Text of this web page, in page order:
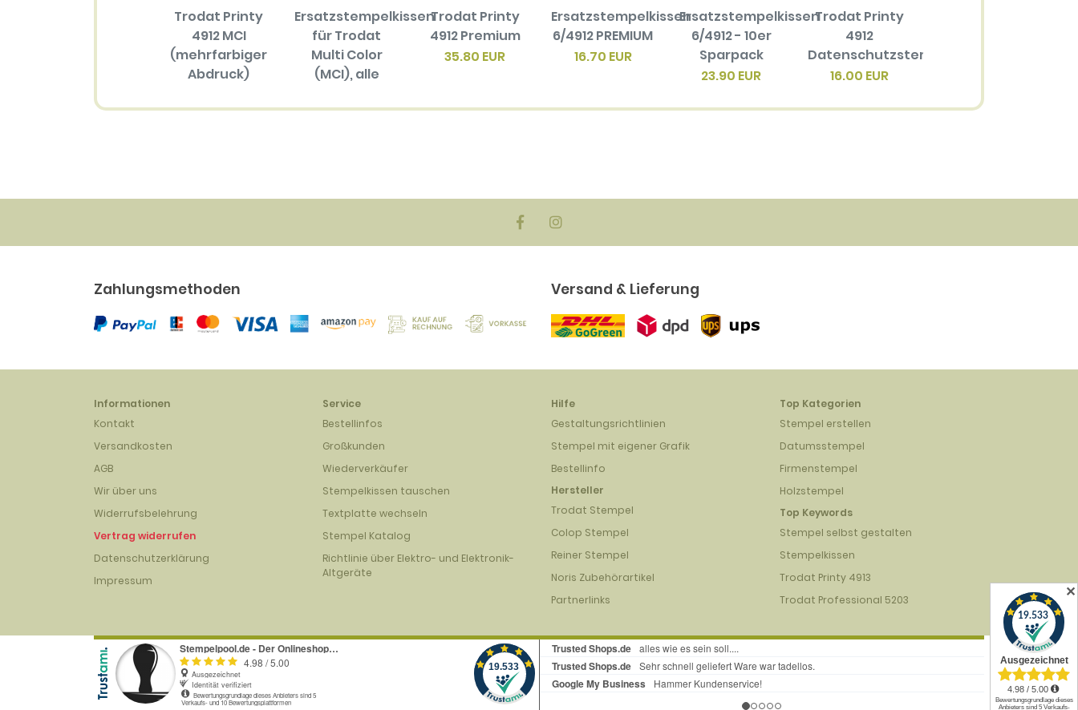
Trodat Printy
4912 MCI
(mehrfarbiger
Abdruck)
Ersatzstempelkissen
für Trodat
Multi Color
(MCI), alle
(mehrfarbiger
Trodat Printy
4912 Premium
35.80 EUR
Ersatzstempelkissen
6/4912 PREMIUM
16.70 EUR
Ersatzstempelkissen
6/4912 - 10er
Sparpack
23.90 EUR
Trodat Printy
4912
Datenschutzstempel
16.00 EUR
Zahlungsmethoden Versand & Lieferung
Informationen
Kontakt
Versandkosten
AGB
Wir über uns
Widerrufsbelehrung
Vertrag widerrufen
Datenschutzerklärung
Impressum
Service
Bestellinfos
Großkunden
Wiederverkäufer
Stempelkissen tauschen
Textplatte wechseln
Stempel Katalog
Richtlinie über Elektro- und Elektronik-
Altgeräte
Hilfe
Gestaltungsrichtlinien
Stempel mit eigener Grafik
Bestellinfo
Hersteller
Trodat Stempel
Colop Stempel
Reiner Stempel
Noris Zubehörartikel
Partnerlinks
Top Kategorien
Stempel erstellen
Datumsstempel
Firmenstempel
Holzstempel
Top Keywords
Stempel selbst gestalten
Stempelkissen
Trodat Printy 4913
Trodat Professional 5203
✕